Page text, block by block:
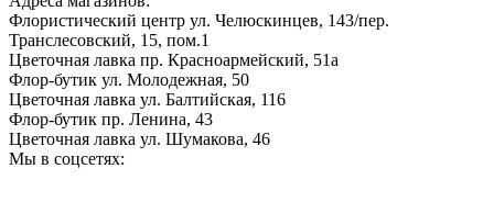
Флористический центр ул. Челюскинцев, 143/пер.
Транслесовский, 15, пом.1
Цветочная лавка пр. Красноармейский, 51а
Флор-бутик ул. Молодежная, 50
Цветочная лавка ул. Балтийская, 116
Флор-бутик пр. Ленина, 43
Цветочная лавка ул. Шумакова, 46
Мы в соцсетях: